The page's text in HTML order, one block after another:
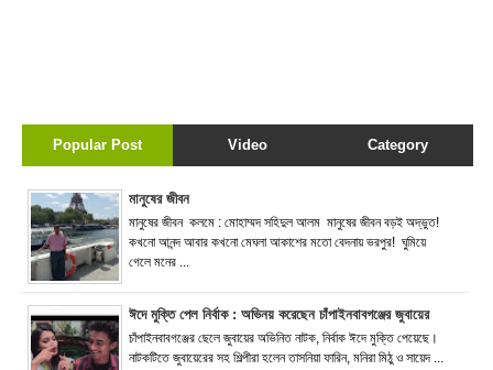
Popular Post Video Category
মানুষের জীবন
মানুষের জীবন কলমে : মোহাম্মদ সহিদুল আলম মানুষের জীবন বড়ই অদ্ভুত!
কখনো আনন্দ আবার কখনো মেঘলা আকাশের মতো বেদনায় ভরপুর! ঘুমিয়ে
গেলে মনের ...
ঈদে মুক্তি পেল নির্বাক : অভিনয় করেছেন চাঁপাইনবাবগঞ্জের জুবায়ের
চাঁপাইনবাবগঞ্জের ছেলে জুবায়ের অভিনিত নাটক, নির্বাক ঈদে মুক্তি পেয়েছে।
নাটকটিতে জুবায়েরের সহ শিল্পীরা হলেন তাসনিয়া ফারিন, মনিরা মিঠু ও সায়েদ ...